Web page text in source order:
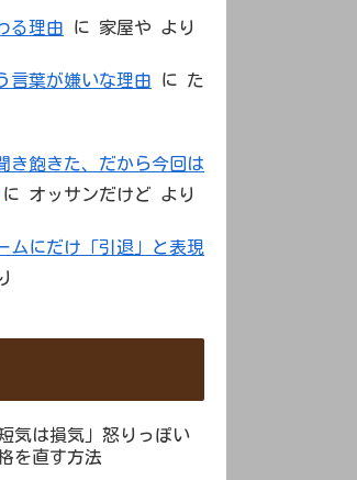
る理由 に 家屋や より
言葉が嫌いな理由 に た
き飽きた、だから今回は
に オッサンだけど より
ムにだけ「引退」と表現
短気は損気」怒りっぽい
を直す方法